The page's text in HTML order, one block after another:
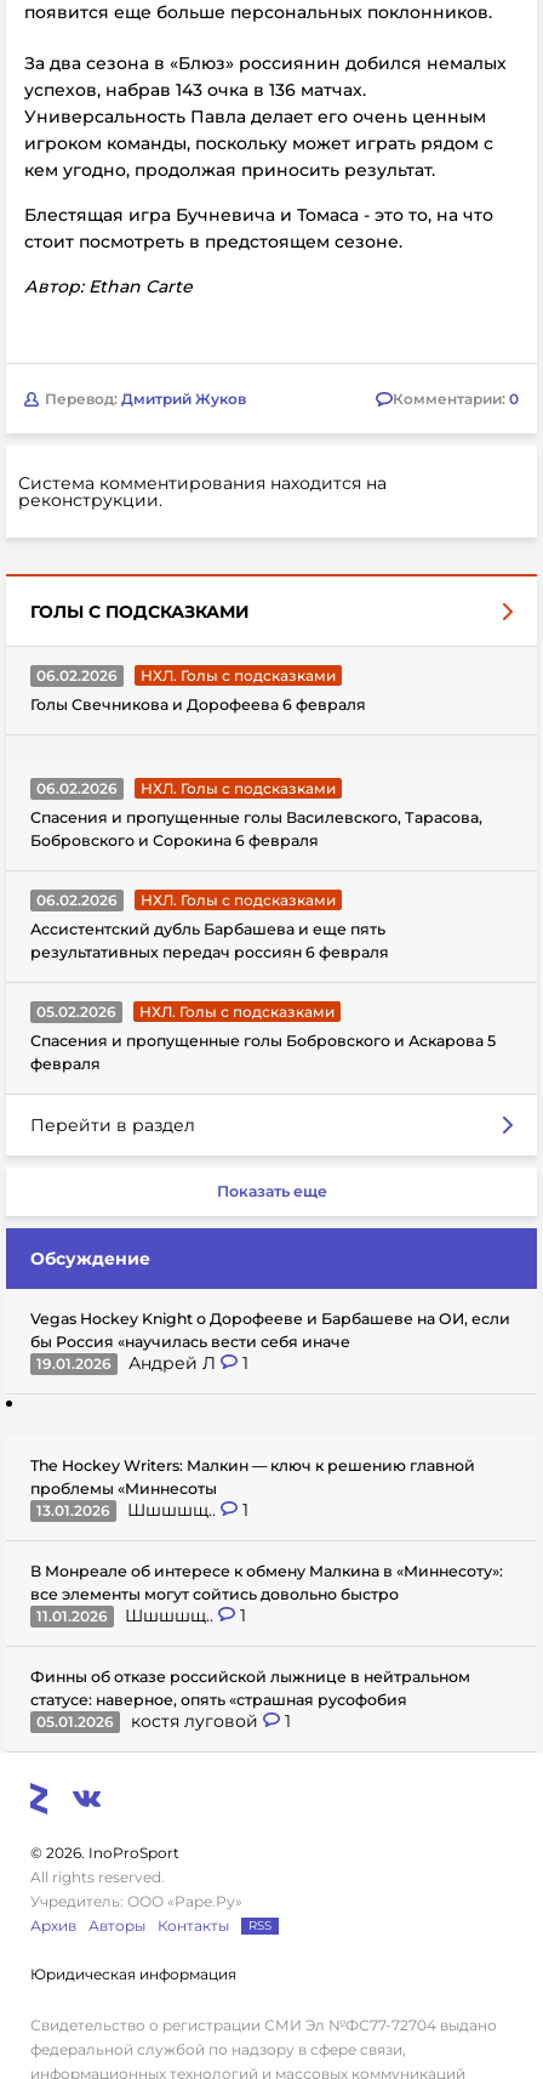
появится еще больше персональных поклонников.
За два сезона в «Блюз» россиянин добился немалых
успехов, набрав 143 очка в 136 матчах.
Универсальность Павла делает его очень ценным
игроком команды, поскольку может играть рядом с
кем угодно, продолжая приносить результат.
Блестящая игра Бучневича и Томаса - это то, на что
стоит посмотреть в предстоящем сезоне.
Автор: Ethan Carte
Перевод: Дмитрий Жуков Комментарии: 0
Система комментирования находится на
реконструкции.
ГОЛЫ С ПОДСКАЗКАМИ
06.02.2026
НХЛ. Голы с подсказками
Голы Свечникова и Дорофеева 6 февраля
06.02.2026
НХЛ. Голы с подсказками
Спасения и пропущенные голы Василевского, Тарасова,
Бобровского и Сорокина 6 февраля
06.02.2026
НХЛ. Голы с подсказками
Ассистентский дубль Барбашева и еще пять
результативных передач россиян 6 февраля
05.02.2026
НХЛ. Голы с подсказками
Спасения и пропущенные голы Бобровского и Аскарова 5
февраля
Перейти в раздел
Показать еще
Обсуждение
Vegas Hockey Knight о Дорофееве и Барбашеве на ОИ, если
бы Россия «научилась вести себя иначе
19.01.2026
Андрей Л 1
The Hockey Writers: Малкин — ключ к решению главной
проблемы «Миннесоты
13.01.2026
Шшшшщ.. 1
В Монреале об интересе к обмену Малкина в «Миннесоту»:
все элементы могут сойтись довольно быстро
11.01.2026
Шшшшщ.. 1
Финны об отказе российской лыжнице в нейтральном
статусе: наверное, опять «страшная русофобия
05.01.2026
костя луговой 1
© 2026. InoProSport
All rights reserved.
Учредитель: ООО «Раре.Ру»
Архив
Авторы Контакты RSS
Юридическая информация
Свидетельство о регистрации СМИ Эл №ФС77-72704 выдано
федеральной службой по надзору в сфере связи,
информационных технологий и массовых коммуникаций